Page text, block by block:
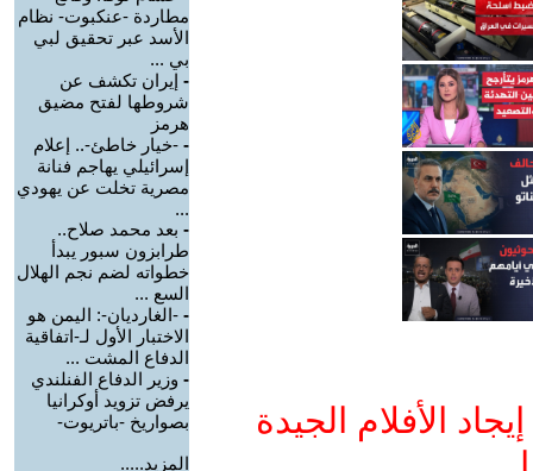
الأفلام الجيدة
مطاردة -عنكبوت- نظام
الأسد عبر تحقيق لبي
بي ...
- إيران تكشف عن
شروطها لفتح مضيق
هرمز
- -خيار خاطئ-.. إعلام
إسرائيلي يهاجم فنانة
مصرية تخلت عن يهودي
...
- بعد محمد صلاح..
طرابزون سبور يبدأ
خطواته لضم نجم الهلال
السع ...
- -الغارديان-: اليمن هو
الاختبار الأول لـ-اتفاقية
الدفاع المشت ...
- وزير الدفاع الفنلندي
يرفض تزويد أوكرانيا
بصواريخ -باتريوت-
المزيد.....